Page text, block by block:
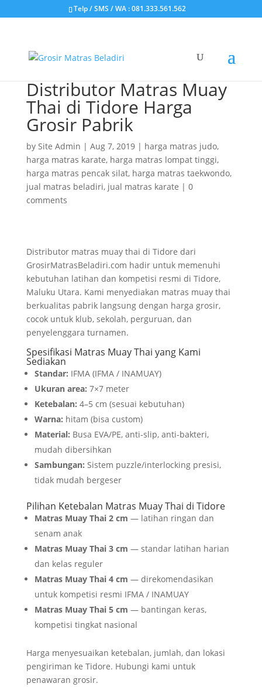
Telp / SMS / WA : 081.333.561.562
Distributor Matras Muay
Thai di Tidore Harga
Grosir Pabrik
by Site Admin | Aug 7, 2019| harga matras judo,
harga matras karate, harga matras lompat tinggi,
harga matras pencak silat, harga matras taekwondo,
jual matras beladiri, jual matras karate | 0
comments
Distributor matras muay thai di Tidore dari
GrosirMatrasBeladiri.com hadir untuk memenuhi
kebutuhan latihan dan kompetisi resmi di Tidore,
Maluku Utara. Kami menyediakan matras muay thai
berkualitas pabrik langsung dengan harga grosir,
cocok untuk klub, sekolah, perguruan, dan
penyelenggara turnamen.
Spesifikasi Matras Muay Thai yang Kami
Sediakan
Standar: IFMA (IFMA / INAMUAY)
Ukuran area: 7×7 meter
Ketebalan: 4–5 cm (sesuai kebutuhan)
Warna: hitam (bisa custom)
Material: Busa EVA/PE, anti-slip, anti-bakteri,
mudah dibersihkan
Sambungan: Sistem puzzle/interlocking presisi,
tidak mudah bergeser
Pilihan Ketebalan Matras Muay Thai di Tidore
Matras Muay Thai 2 cm — latihan ringan dan
senam anak
Matras Muay Thai 3 cm — standar latihan harian
dan kelas reguler
Matras Muay Thai 4 cm — direkomendasikan
untuk kompetisi resmi IFMA / INAMUAY
Matras Muay Thai 5 cm — bantingan keras,
kompetisi tingkat nasional
Harga menyesuaikan ketebalan, jumlah, dan lokasi
pengiriman ke Tidore. Hubungi kami untuk
penawaran grosir.